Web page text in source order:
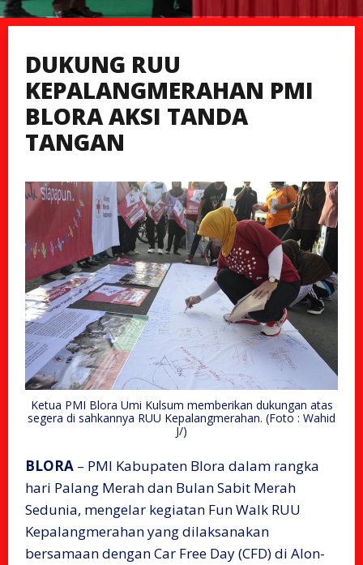
DUKUNG RUU
KEPALANGMERAHAN PMI
BLORA AKSI TANDA
TANGAN
Ketua PMI Blora Umi Kulsum memberikan dukungan atas
segera di sahkannya RUU Kepalangmerahan. (Foto : Wahid
J/)
BLORA – PMI Kabupaten Blora dalam rangka
hari Palang Merah dan Bulan Sabit Merah
Sedunia, mengelar kegiatan Fun Walk RUU
Kepalangmerahan yang dilaksanakan
bersamaan dengan Car Free Day (CFD) di Alon-